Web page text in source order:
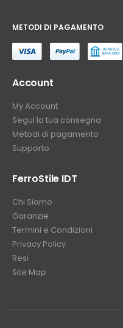
METODI DI PAGAMENTO
Account
My Account
Segui la tua consegna
Metodi di pagamento
Supporto
FerroStile IDT
Chi Siamo
Garanzie
Termini e Condizioni
Privacy Policy
Resi
Site Map